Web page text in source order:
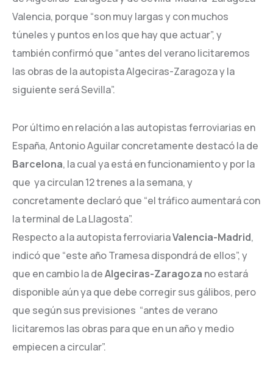
Valencia, porque “son muy largas y con muchos
túneles y puntos en los que hay que actuar”, y
también confirmó que “antes del verano licitaremos
las obras de la autopista Algeciras-Zaragoza y la
siguiente será Sevilla”.
Por último en relación a las autopistas ferroviarias en
España, Antonio Aguilar concretamente destacó la de
Barcelona, la cual ya está en funcionamiento y por la
que ya circulan 12 trenes a la semana, y
concretamente declaró que “el tráfico aumentará con
la terminal de La Llagosta”.
Respecto a la autopista ferroviariaValencia-Madrid,
indicó que “este año Tramesa dispondrá de ellos”, y
que en cambio la deAlgeciras-Zaragoza no estará
disponible aún ya que debe corregir sus gálibos, pero
que según sus previsiones “antes de verano
licitaremos las obras para que en un año y medio
empiecen a circular”.